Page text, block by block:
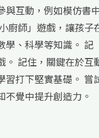
與互動，例如模仿書
廚師」遊戲，讓孩子
學、科學等知識。 記
。 記住，關鍵在於互
習打下堅實基礎。 嘗
覺中提升創造力。